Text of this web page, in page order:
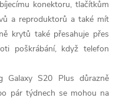
konektoru, tlačítkům
a reproduktorů a také mít
krytů také přesahuje přes
poškrábání, když telefon
Galaxy S20 Plus důrazně
pár týdnech se mohou na